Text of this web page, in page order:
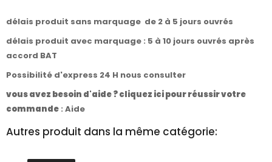
délais produit sans marquage de 2 à 5 jours ouvrés
délais produit avec marquage : 5 à 10 jours ouvrés après
accord BAT
Possibilité d'express 24 H nous consulter
vous avez besoin d'aide ? cliquez ici pour réussir votre
commande : Aide
Autres produit dans la même catégorie: